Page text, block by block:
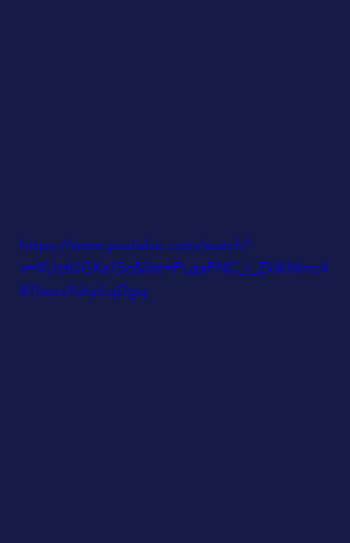
https://www.youtube.com/watch?
v=XUctUGKs1Sc&list=PLgaFNC_I_ZklKNmc4
4TIwevYshjrLqDgq